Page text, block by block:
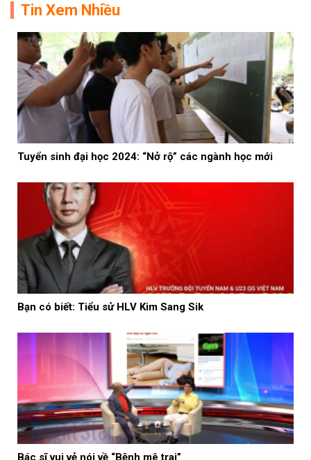
Tin Xem Nhiều
Tuyển sinh đại học 2024: “Nở rộ” các ngành học mới
Bạn có biết: Tiểu sử HLV Kim Sang Sik
Bác sĩ vui vẻ nói về “Bệnh mê trai”